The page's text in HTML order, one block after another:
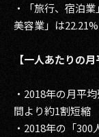
・「旅行、宿泊
美容業」は
【一人あたりの月
・2018年の月平
間より約1割短縮
・2018年の「